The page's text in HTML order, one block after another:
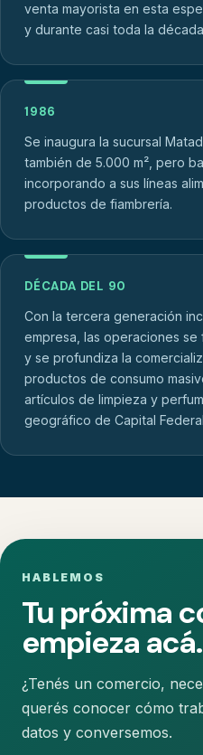
venta mayorista en esta
y durante casi toda la
1986
Se inaugura la sucursal
también de 5.000 m², pero
incorporando a sus líneas
productos de fiambrería.
DÉCADA DEL 90
Con la tercera generación
empresa, las operaciones se
y se profundiza la
productos de consumo
artículos de limpieza y
geográfico de Capital
HABLEMOS
Tu próxima
empieza acá.
¿Tenés un comercio,
querés conocer cómo
datos y conversemos.